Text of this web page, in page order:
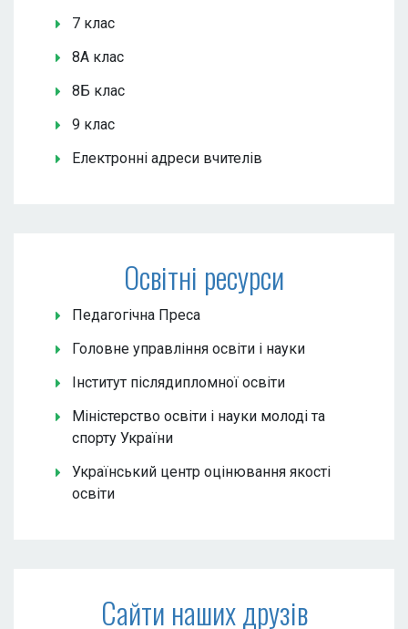
7 клас
8А клас
8Б клас
9 клас
Електронні адреси вчителів
Освітні ресурси
Педагогічна Преса
Головне управління освіти і науки
Інститут післядипломної освіти
Міністерство освіти і науки молоді та
спорту України
Український центр оцінювання якості
освіти
Сайти наших друзів